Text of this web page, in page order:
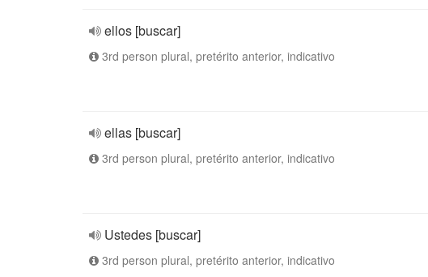
ellos [buscar]
3rd person plural, pretérito anterior, indicativo
ellas [buscar]
3rd person plural, pretérito anterior, indicativo
Ustedes [buscar]
3rd person plural, pretérito anterior, indicativo